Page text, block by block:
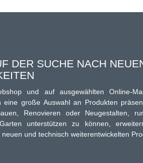
DER SUCHE NACH
und auf ausgewählten Online-
eine große Auswahl an Produkten
Renovieren oder Neugestalten,
unterstützen zu können,
und technisch weiterentwickelten